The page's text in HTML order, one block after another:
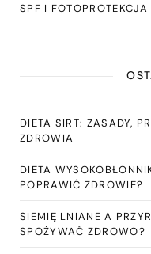
SPF I
DIETA SIRT: ZASADY,
ZDROWIA
DIETA
POPRAWIĆ ZDROWIE?
SIEMIĘ LNIANE A
SPOŻYWAĆ ZDROWO?